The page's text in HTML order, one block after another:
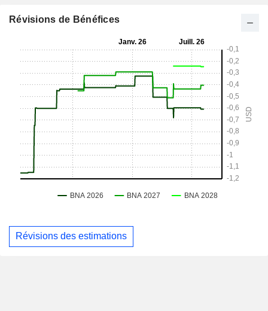
Révisions de Bénéfices
Révisions des estimations